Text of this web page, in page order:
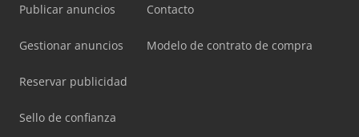
Publicar anuncios
Gestionar anuncios
Reservar publicidad
Sello de confianza
Contacto
Modelo de contrato de compra